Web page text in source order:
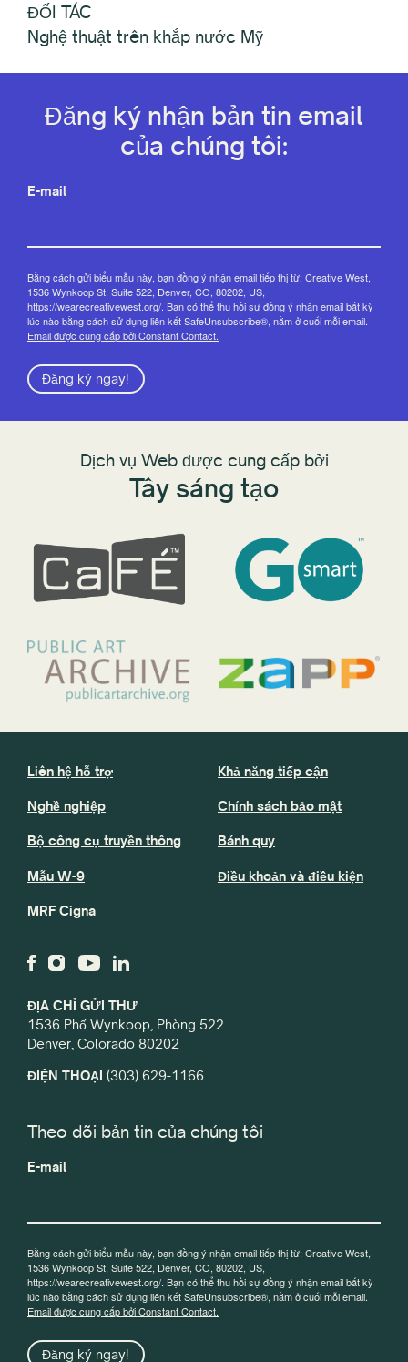
ĐỐI TÁC
Nghệ thuật trên khắp nước Mỹ
Đăng ký nhận bản tin email
của chúng tôi:
E-mail
Bằng cách gửi biểu mẫu này, bạn đồng ý nhận email tiếp thị từ: Creative West,
1536 Wynkoop St, Suite 522, Denver, CO, 80202, US,
https://wearecreativewest.org/. Bạn có thể thu hồi sự đồng ý nhận email bất kỳ
lúc nào bằng cách sử dụng liên kết SafeUnsubscribe®, nằm ở cuối mỗi email.
Email được cung cấp bởi Constant Contact.
Đăng ký ngay!
Dịch vụ Web được cung cấp bởi
Tây sáng tạo
ĐỊA CHỈ GỬI THƯ
1536 Phố Wynkoop, Phòng 522
Denver, Colorado 80202
ĐIỆN THOẠI (303) 629-1166
Liên hệ hỗ trợ
Nghề nghiệp
Bộ công cụ truyền thông
Mẫu W-9
MRF Cigna
Khả năng tiếp cận
Chính sách bảo mật
Bánh quy
Điều khoản và điều kiện
Theo dõi bản tin của chúng tôi
E-mail
Bằng cách gửi biểu mẫu này, bạn đồng ý nhận email tiếp thị từ: Creative West,
1536 Wynkoop St, Suite 522, Denver, CO, 80202, US,
https://wearecreativewest.org/. Bạn có thể thu hồi sự đồng ý nhận email bất kỳ
lúc nào bằng cách sử dụng liên kết SafeUnsubscribe®, nằm ở cuối mỗi email.
Email được cung cấp bởi Constant Contact.
Đăng ký ngay!